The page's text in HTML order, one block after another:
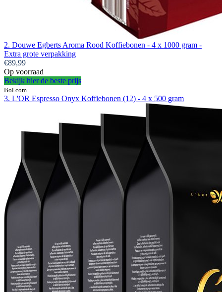
2. Douwe Egberts Aroma Rood Koffiebonen - 4 x 1000 gram -
Extra grote verpakking
€89,99
Op voorraad
Bekijk hier de beste prijs
Bol.com
3. L'OR Espresso Onyx Koffiebonen (12) - 4 x 500 gram